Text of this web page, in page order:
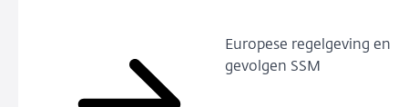
Europese regelgeving en
gevolgen SSM